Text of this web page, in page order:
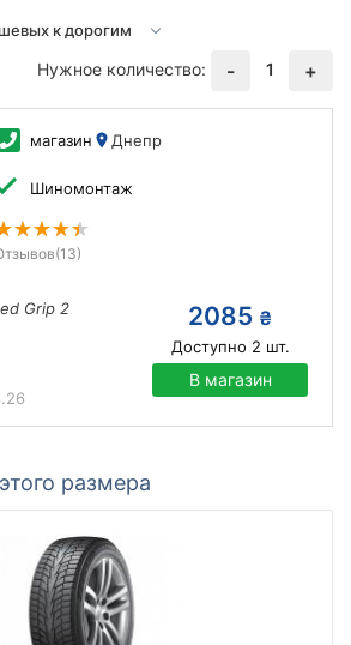
Нужное количество:
- 1 +
магазин Днепр
Шиномонтаж
(13)
Grip 2
2085 ₴
Доступно 2 шт.
В магазин
размера